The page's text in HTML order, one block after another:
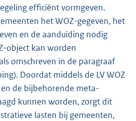
efficiënt vormgeven.
het WOZ-gegeven, het
en de aanduiding nodig
object kan worden
omschreven in de paragraaf
Doordat middels de LV WOZ
en de bijbehorende meta-
kunnen worden, zorgt dit
lasten bij gemeenten,